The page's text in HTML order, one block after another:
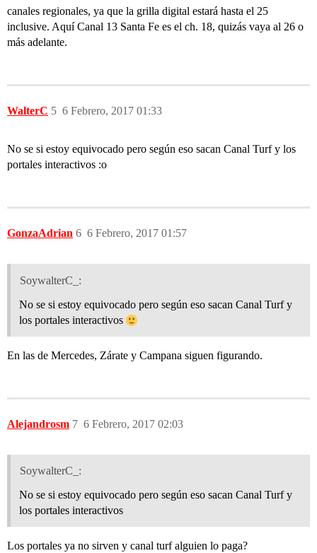
canales regionales, ya que la grilla digital estará hasta el 25
inclusive. Aquí Canal 13 Santa Fe es el ch. 18, quizás vaya al 26 o
más adelante.
WalterC 6 Febrero, 2017 01:33
5
No se si estoy equivocado pero según eso sacan Canal Turf y los
portales interactivos :o
GonzaAdrian 6 Febrero, 2017 01:57
6
SoywalterC_:
No se si estoy equivocado pero según eso sacan Canal Turf y
los portales interactivos
En las de Mercedes, Zárate y Campana siguen figurando.
Alejandrosm 6 Febrero, 2017 02:03
7
SoywalterC_:
No se si estoy equivocado pero según eso sacan Canal Turf y
los portales interactivos
Los portales ya no sirven y canal turf alguien lo paga?